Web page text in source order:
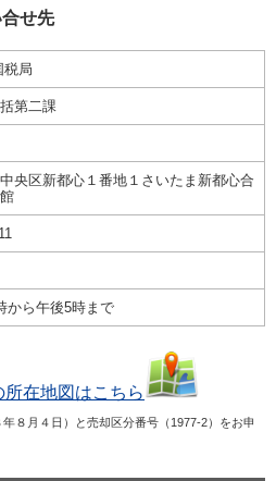
せ先
税局
第二課
央区新都心１番地１さいたま新都心合
から午後5時まで
在地図はこちら
８月４日）と売却区分番号（1977-2）をお申